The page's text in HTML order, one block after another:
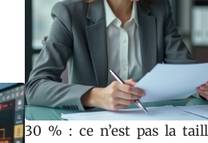
30 % : ce n’est pas la